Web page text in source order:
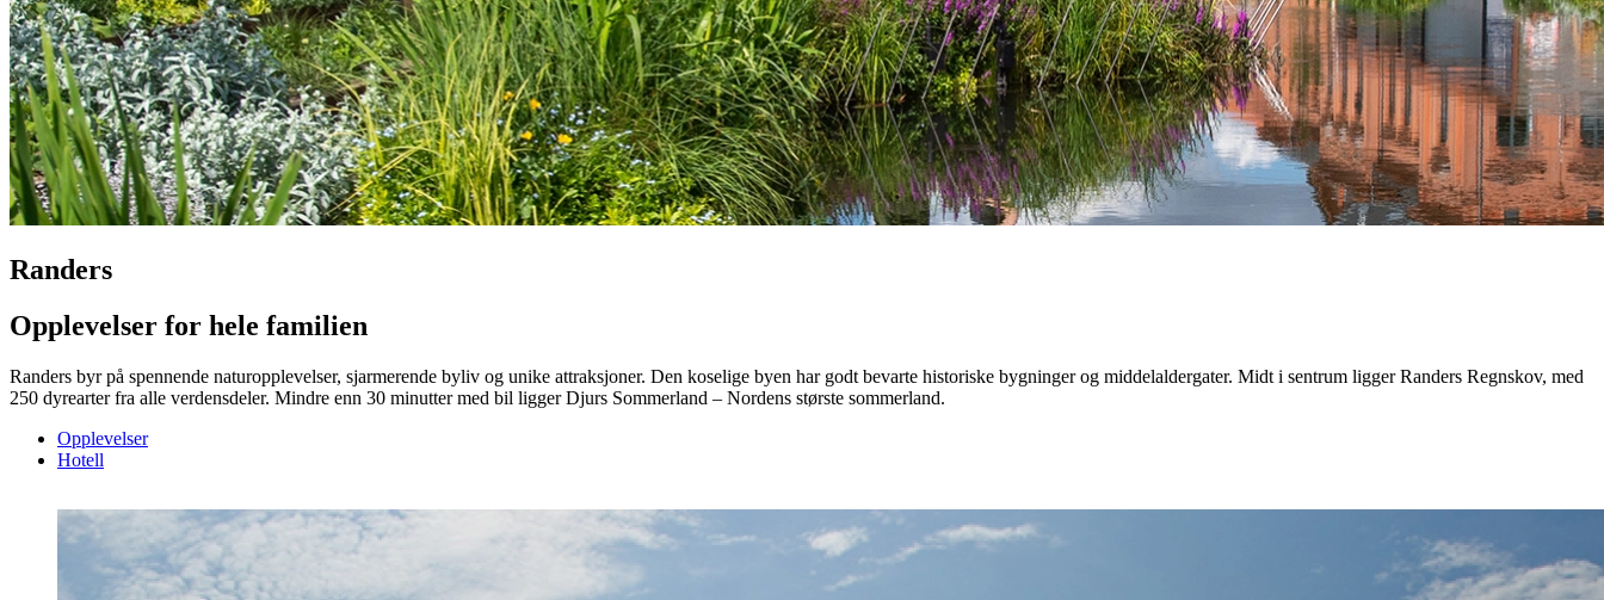
Randers
Opplevelser for hele familien
Randers byr på spennende naturopplevelser, sjarmerende byliv og unike attraksjoner. Den koselige byen har godt bevarte historiske bygninger og middelaldergater. Midt i sentrum ligger Randers Regnskov, med
250 dyrearter fra alle verdensdeler. Mindre enn 30 minutter med bil ligger Djurs Sommerland – Nordens største sommerland.
Opplevelser
Hotell